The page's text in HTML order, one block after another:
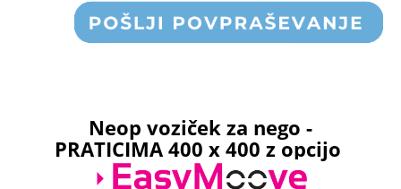
Neop voziček za nego -
PRATICIMA 400 x 400 z opcijo